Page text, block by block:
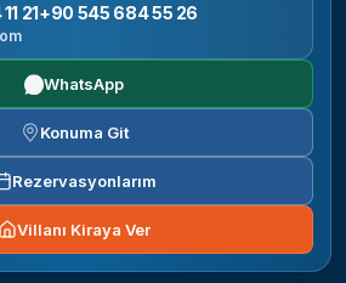
21+90 545 684 55 26
WhatsApp
Konuma Git
Rezervasyonlarım
Villanı Kiraya Ver